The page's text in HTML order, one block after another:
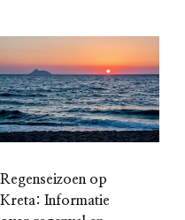
Regenseizoen op
Kreta: Informatie